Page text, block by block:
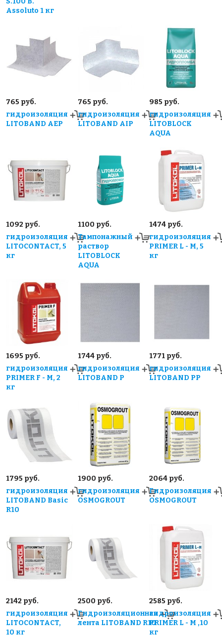
Assoluto 1 кг
765 руб.
гидроизоляция
LITOBAND AEP
765 руб.
гидроизоляция
LITOBAND AIP
985 руб.
гидроизоляция
LITOBLOCK
AQUA
1092 руб.
гидроизоляция
LITOCONTACT, 5
кг
1100 руб.
Тампонажный
раствор
LITOBLOCK
AQUA
1474 руб.
гидроизоляция
PRIMER L - M, 5
кг
1695 руб.
гидроизоляция
PRIMER F - M, 2
кг
1744 руб.
гидроизоляция
LITOBAND P
1771 руб.
гидроизоляция
LITOBAND PP
1795 руб.
гидроизоляция
LITOBAND Basic
R10
1900 руб.
гидроизоляция
OSMOGROUT
2064 руб.
Гидроизоляция
OSMOGROUT
2142 руб.
гидроизоляция
LITOCONTACT,
10 кг
2500 руб.
Гидроизоляционная
лента LITOBAND R10
2585 руб.
гидроизоляция
PRIMER L - M ,10
кг